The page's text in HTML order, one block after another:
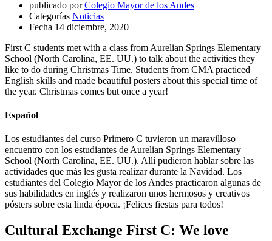
publicado por Colegio Mayor de los Andes
Categorías Noticias
Fecha 14 diciembre, 2020
First C students met with a class from Aurelian Springs Elementary
School (North Carolina, EE. UU.) to talk about the activities they
like to do during Christmas Time. Students from CMA practiced
English skills and made beautiful posters about this special time of
the year. Christmas comes but once a year!
Español
Los estudiantes del curso Primero C tuvieron un maravilloso
encuentro con los estudiantes de Aurelian Springs Elementary
School (North Carolina, EE. UU.). Allí pudieron hablar sobre las
actividades que más les gusta realizar durante la Navidad. Los
estudiantes del Colegio Mayor de los Andes practicaron algunas de
sus habilidades en inglés y realizaron unos hermosos y creativos
pósters sobre esta linda época. ¡Felices fiestas para todos!
Cultural Exchange First C: We love